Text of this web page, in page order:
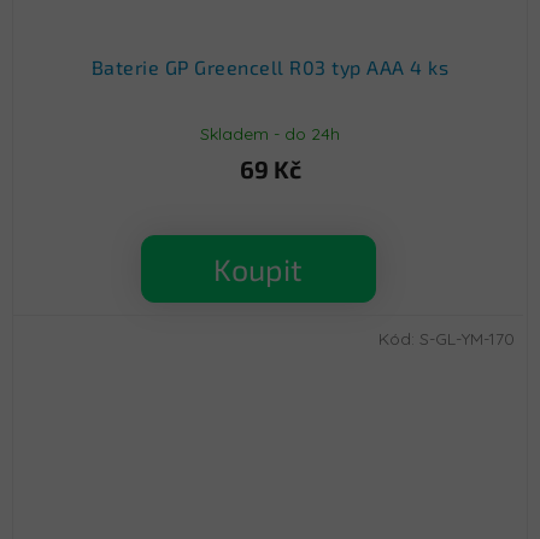
Baterie GP Greencell R03 typ AAA 4 ks
Skladem - do 24h
69 Kč
Koupit
Kód: S-GL-YM-170